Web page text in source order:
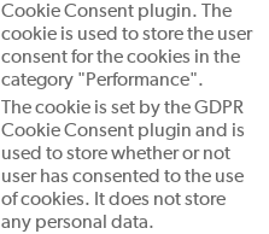
Cookie Consent plugin. The
cookie is used to store the user
consent for the cookies in the
category "Performance".
The cookie is set by the GDPR
Cookie Consent plugin and is
used to store whether or not
user has consented to the use
of cookies. It does not store
any personal data.